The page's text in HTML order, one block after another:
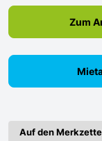
Zum
Auf den